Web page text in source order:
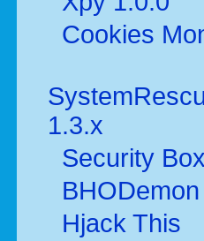
Cookies
1.3.x
Security Box
BHODemon
Hjack This